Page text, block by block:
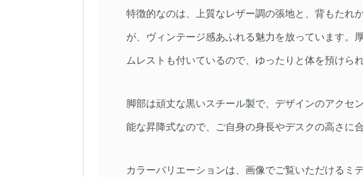
特徴的なのは、上質なレザー調の張地と、背もたれ
が、ヴィンテージ感あふれる魅力を放っています。
ムレストも付いているので、ゆったりと体を預けられ
脚部は頑丈な黒いスチール製で、デザインのアクセ
能な昇降式なので、ご自身の身長やデスクの高さに
カラーバリエーションは、画像でご覧いただけるミ